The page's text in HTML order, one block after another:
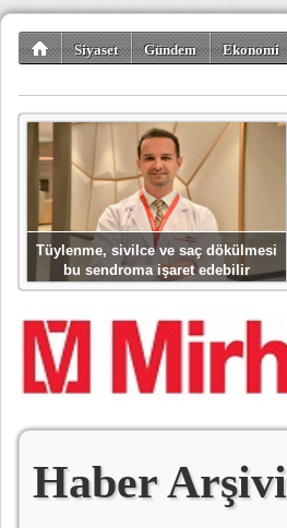
Siyaset Gündem Ekonomi
Tüylenme, sivilce ve saç dökülmesi
bu sendroma işaret edebilir
Haber Arşivi